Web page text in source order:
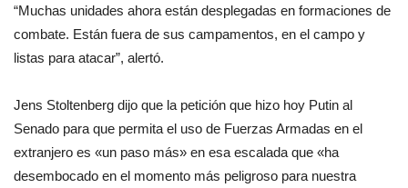
“Muchas unidades ahora están desplegadas en formaciones de
combate. Están fuera de sus campamentos, en el campo y
listas para atacar”, alertó.
Jens Stoltenberg dijo que la petición que hizo hoy Putin al
Senado para que permita el uso de Fuerzas Armadas en el
extranjero es «un paso más» en esa escalada que «ha
desembocado en el momento más peligroso para nuestra